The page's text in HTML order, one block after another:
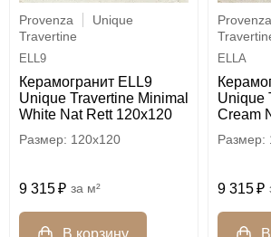
Provenza
Unique
Travertine
ELL9
Керамогранит ELL9
Unique Travertine Minimal
White Nat Rett 120x120
120x120
9 315 м²
Provenza
ELLA
Unique
Cream
9 315